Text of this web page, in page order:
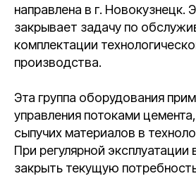
направлена в г. Новокузнецк.
закрывает задачу по
комплектации
производства.
Эта группа оборудования
управления потоками
сыпучих материалов в
При регулярной эксплуатации
закрыть текущую